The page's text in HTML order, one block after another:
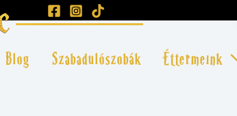
Blog Szabadulószobák Éttermeink